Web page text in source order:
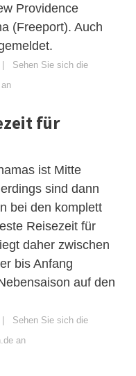
Providence
(Freeport). Auch
Sehen Sie sich die
für
ist Mitte
sind dann
bei den komplett
Reisezeit für
daher zwischen
bis Anfang
auf den
Sehen Sie sich die
an